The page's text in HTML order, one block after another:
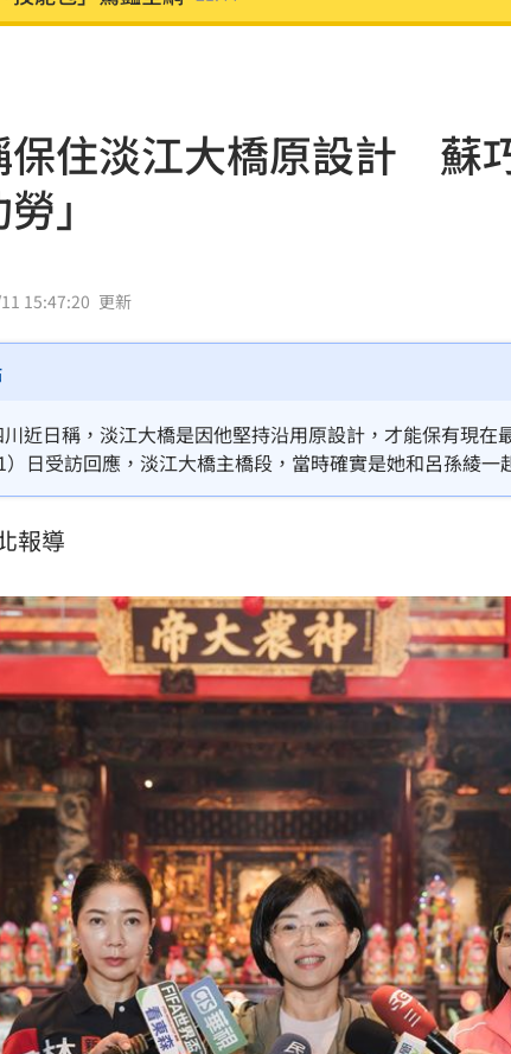
NCC卡越久越多人受害 21:43
一狂掃13安痛宰味全 21:41
控她是時間管理大師
客運全員尿檢出爐！
治亞 死因曝光 21:26
洞！逾20設備藏後門 21:18
替她抱不平：該避嫌
看病 意外查出肺腺癌
城計 iPhone 18照登台 21:10
揭陳時中『根本先知』 21:10
刊少年Jump》跌破百萬 21:08
20:31
15:27
上直播 18:00
海追星吃美食！ 18:15
保住淡江大橋原設計 蘇
」
15:47:20 更新
近日稱，淡江大橋是因他堅持沿用原設計，才能保有現在
日受訪回應，淡江大橋主橋段，當時確實是她和呂孫綾一
算，才把這個困難的原設計保留下來。她強調，一座大
程人員也沒有辦法把這座橋落實，「大家都有功勞。」
報導